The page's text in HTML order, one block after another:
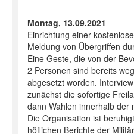
Montag, 13.09.2021
Einrichtung einer
Meldung von Übergriffen
Eine Geste, die von der
2 Personen sind bereits
abgesetzt worden.
zunächst die sofortige
dann Wahlen innerhalb der
Die Organisation ist
höflichen Berichte der